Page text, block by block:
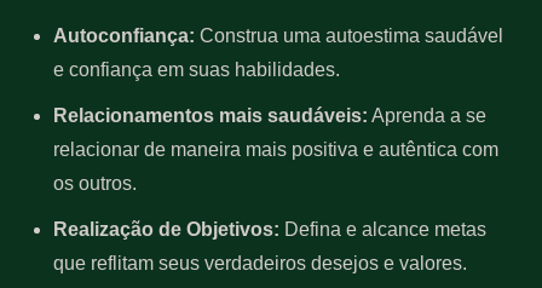
Autoconfiança: Construa uma autoestima saudável
e confiança em suas habilidades.
Relacionamentos mais saudáveis: Aprenda a se
relacionar de maneira mais positiva e autêntica com
os outros.
Realização de Objetivos: Defina e alcance metas
que reflitam seus verdadeiros desejos e valores.